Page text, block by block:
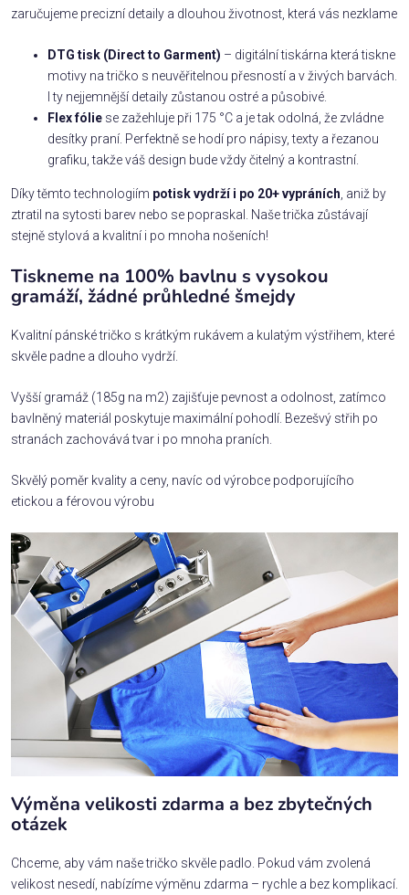
zaručujeme precizní detaily a dlouhou životnost, která vás nezklame
DTG tisk (Direct to Garment) – digitální tiskárna která tiskne
motivy na tričko s neuvěřitelnou přesností a v živých barvách.
I ty nejjemnější detaily zůstanou ostré a působivé.
Flex fólie se zažehluje při 175 °C a je tak odolná, že zvládne
desítky praní. Perfektně se hodí pro nápisy, texty a řezanou
grafiku, takže váš design bude vždy čitelný a kontrastní.
Díky těmto technologiím potisk vydrží i po 20+ vypráních , aniž by
ztratil na sytosti barev nebo se popraskal. Naše trička zůstávají
stejně stylová a kvalitní i po mnoha nošeních!
Tiskneme na 100% bavlnu s vysokou
gramáží, žádné průhledné šmejdy
Kvalitní pánské tričko s krátkým rukávem a kulatým výstřihem, které
skvěle padne a dlouho vydrží.
Vyšší gramáž (185g na m2) zajišťuje pevnost a odolnost, zatímco
bavlněný materiál poskytuje maximální pohodlí. Bezešvý střih po
stranách zachovává tvar i po mnoha praních.
Skvělý poměr kvality a ceny, navíc od výrobce podporujícího
etickou a férovou výrobu
Výměna velikosti zdarma a bez zbytečných
otázek
Chceme, aby vám naše tričko skvěle padlo. Pokud vám zvolená
velikost nesedí, nabízíme výměnu zdarma – rychle a bez komplikací.